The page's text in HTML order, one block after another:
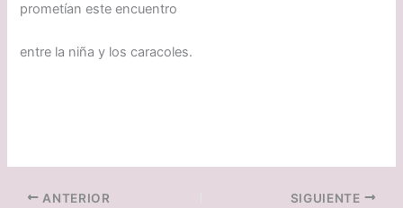
prometían este encuentro
entre la niña y los caracoles.
ANTERIOR SIGUIENTE